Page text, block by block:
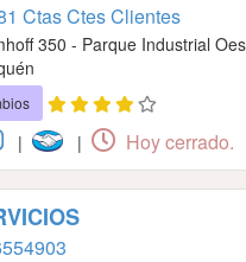
Ctas Ctes Clientes
350 - Parque Industrial
| | Hoy cerrado.